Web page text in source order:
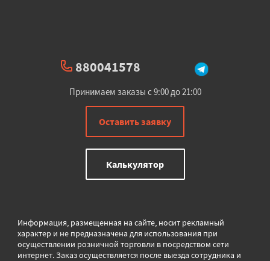
880041578
Принимаем заказы с 9:00 до 21:00
Оставить заявку
Калькулятор
Информация, размещенная на сайте, носит рекламный
характер и не предназначена для использования при
осуществлении розничной торговли в посредством сети
интернет. Заказ осуществляется после выезда сотрудника и